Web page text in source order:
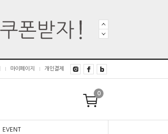
마이페이지 개인결제
0
EVENT